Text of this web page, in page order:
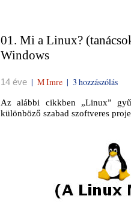
01. Mi a Linux?
Windows
14 éve | M Imre | 3 hozzászólás
Az alábbi cikkben „Linux”
különböző szabad szoftveres